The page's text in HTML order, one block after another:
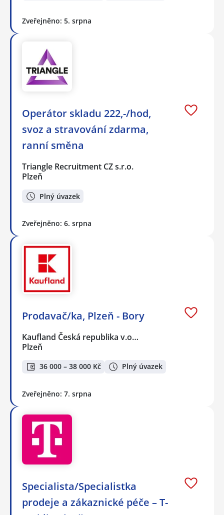
Zveřejněno: 5. srpna
Operátor skladu 222,-/hod,
svoz a stravování zdarma,
ranní směna
Triangle Recruitment CZ s.r.o.
Plzeň
Plný úvazek
Zveřejněno: 6. srpna
Prodavač/ka, Plzeň - Bory
Kaufland Česká republika v.o…
Plzeň
36 000 – 38 000 Kč Plný úvazek
Zveřejněno: 7. srpna
Specialista/Specialistka
prodeje a zákaznické péče – T-